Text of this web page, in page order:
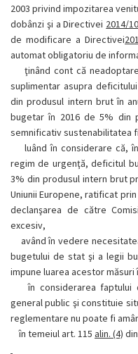
2003 privind impozitarea
dobânzi şi a Directivei 2014/
de modificare a Directivei
automat obligatoriu de
ţinând cont că
suplimentar asupra
din produsul intern brut în
bugetar în 2016 de 5% din
semnificativ sustenabilitatea
luând în considerare că,
regim de urgenţă, deficitul
3% din produsul intern brut
Uniunii Europene, ratificat
declanşarea de către
excesiv,
având în vedere
bugetului de stat şi a legii
impune luarea acestor
în considerarea faptului
general public şi constituie
reglementare nu poate fi
în temeiul art. 115 alin. (4)